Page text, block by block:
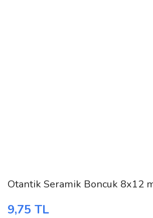
Otantik Seramik Boncuk 8x12
9,75 TL